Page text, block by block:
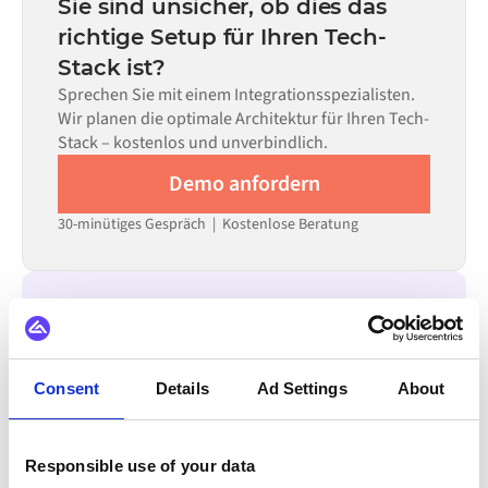
Consent Details Ad Settings About
Responsible use of your data
allein nicht ausreicht.
erforderlichen Datenflüsse und Ihrem internen
Prüfprozess. Vorgefertigte Konnektoren für viele
Systeme sind im Alumio Marketplace verfügbar, was die
Einrichtungszeit erheblich verkürzt.
Sie sind unsicher, ob dies das
richtige Setup für Ihren Tech-
Stack ist?
Sprechen Sie mit einem Integrationsspezialisten.
Wir planen die optimale Architektur für Ihren Tech-
Stack – kostenlos und unverbindlich.
Demo anfordern
30-minütiges Gespräch | Kostenlose Beratung
Zoho CRM
Salesforce SAP ECC - R/3
OpenAI